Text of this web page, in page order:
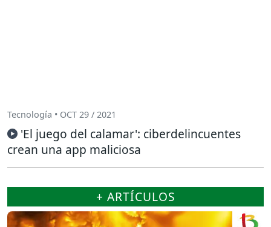
Tecnología • OCT 29 / 2021
'El juego del calamar': ciberdelincuentes
crean una app maliciosa
+ ARTÍCULOS